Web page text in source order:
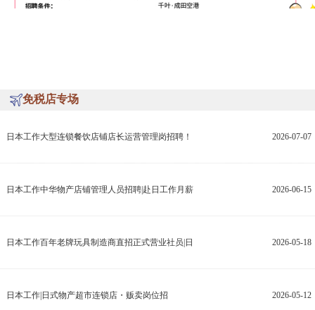
免税店专场
日本工作大型连锁餐饮店铺店长运营管理岗招聘！ 2026-07-07
日本工作中华物产店铺管理人员招聘|赴日工作月薪 2026-06-15
日本工作百年老牌玩具制造商直招正式营业社员|日 2026-05-18
日本工作|日式物产超市连锁店・贩卖岗位招 2026-05-12